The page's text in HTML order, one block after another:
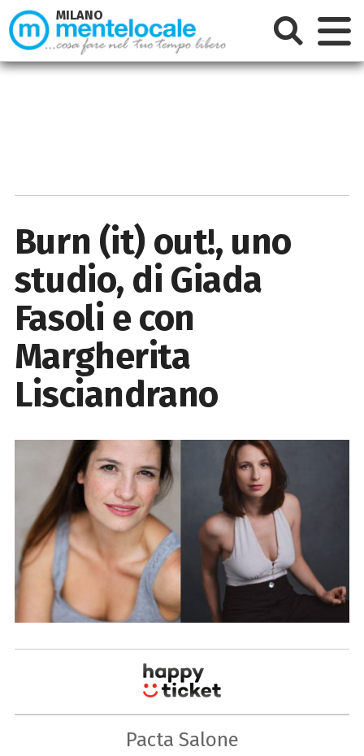
Burn (it) out!, uno
studio, di Giada
Fasoli e con
Margherita
Lisciandrano
Pacta Salone
MILANO